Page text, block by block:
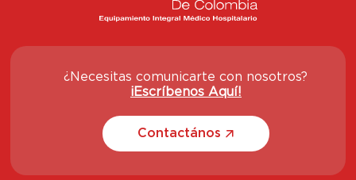
¿Necesitas comunicarte con nosotros?
¡Escríbenos Aquí!
Contactános